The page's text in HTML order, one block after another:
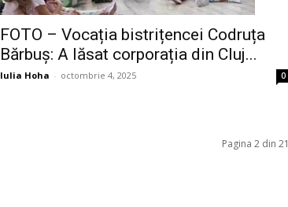
FOTO – Vocația bistrițencei Codruța
Bărbuș: A lăsat corporația din Cluj...
Iulia Hoha - octombrie 4, 2025 0
Pagina 2 din 21